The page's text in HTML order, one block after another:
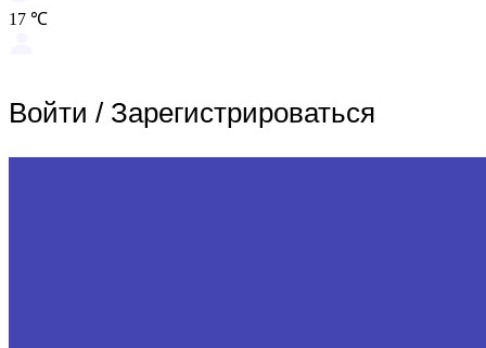
17 ℃
Войти / Зарегистрироваться